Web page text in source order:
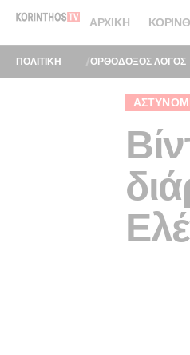
ΑΡΧΙΚΉ
ΠΟΛΙΤΙΚΗ ΟΡΘΟΔΟΞΟΣ ΛΟΓΟΣ